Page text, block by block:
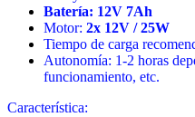
Batería: 12V 7Ah
Motor: 2x 12V / 25W
Tiempo de carga
Autonomía: 1-2 horas
funcionamiento, etc.
Característica: